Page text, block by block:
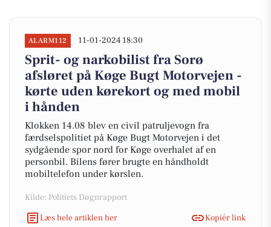
ALARM112 11-01-2024 18:30
Sprit- og narkobilist fra Sorø
afsløret på Køge Bugt Motorvejen -
kørte uden kørekort og med mobil
i hånden
Klokken 14.08 blev en civil patruljevogn fra
færdselspolitiet på Køge Bugt Motorvejen i det
sydgående spor nord for Køge overhalet af en
personbil. Bilens fører brugte en håndholdt
mobiltelefon under kørslen.
Kilde: Politiets Døgnrapport
Læs hele artiklen her
Kopiér link